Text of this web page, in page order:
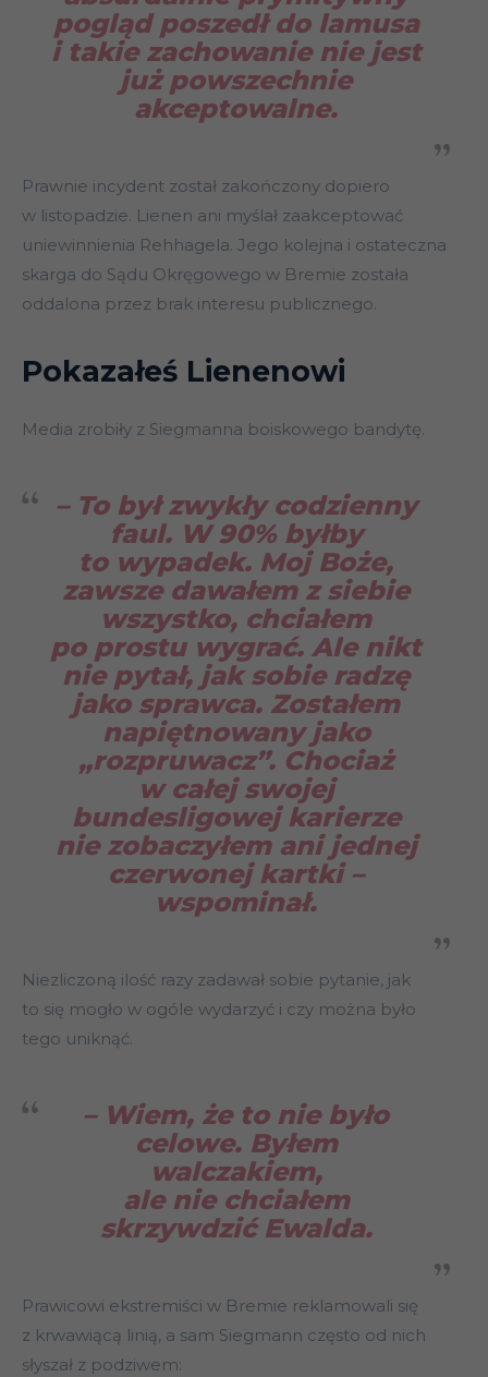
pogląd poszedł do lamusa
i takie zachowanie nie jest
już powszechnie
akceptowalne.
Prawnie incydent został zakończony dopiero
w listopadzie. Lienen ani myślał zaakceptować
uniewinnienia Rehhagela. Jego kolejna i ostateczna
skarga do Sądu Okręgowego w Bremie została
oddalona przez brak interesu publicznego.
Pokazałeś Lienenowi
Media zrobiły z Siegmanna boiskowego bandytę.
– To był zwykły codzienny
faul. W 90% byłby
to wypadek. Moj Boże,
zawsze dawałem z siebie
wszystko, chciałem
po prostu wygrać. Ale nikt
nie pytał, jak sobie radzę
jako sprawca. Zostałem
napiętnowany jako
„rozpruwacz”. Chociaż
w całej swojej
bundesligowej karierze
nie zobaczyłem ani jednej
czerwonej kartki–
wspominał.
Niezliczoną ilość razy zadawał sobie pytanie, jak
to się mogło w ogóle wydarzyć i czy można było
tego uniknąć.
– Wiem, że to nie było
celowe. Byłem
walczakiem,
ale nie chciałem
skrzywdzić Ewalda.
Prawicowi ekstremiści w Bremie reklamowali się
z krwawiącą linią, a sam Siegmann często od nich
słyszał z podziwem: